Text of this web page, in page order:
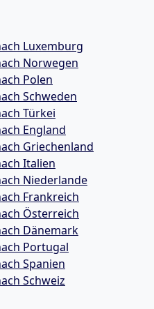
Luxemburg
Norwegen
Polen
Schweden
Türkei
England
Griechenland
Italien
Niederlande
Frankreich
Österreich
Dänemark
Portugal
Spanien
Schweiz